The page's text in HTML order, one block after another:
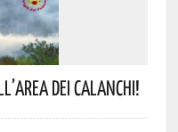
Dei Calanchi!